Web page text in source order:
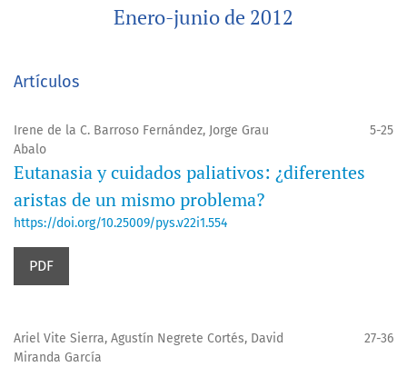
Enero-junio de 2012
Artículos
Irene de la C. Barroso Fernández, Jorge Grau
Abalo
5-25
Eutanasia y cuidados paliativos: ¿diferentes
aristas de un mismo problema?
https://doi.org/10.25009/pys.v22i1.554
PDF
Ariel Vite Sierra, Agustín Negrete Cortés, David
Miranda García
27-36